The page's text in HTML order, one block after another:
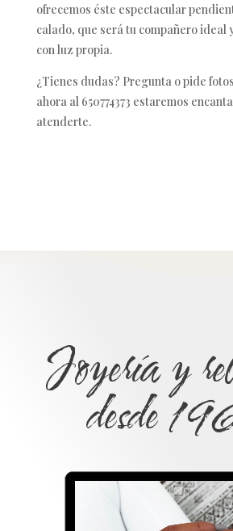
ofrecemos éste espectacular
calado, que será tu compañero ideal
con luz propia.
¿Tienes dudas? Pregunta o pide
ahora al 650774373 estaremos
atenderte.
Joyería y
desde